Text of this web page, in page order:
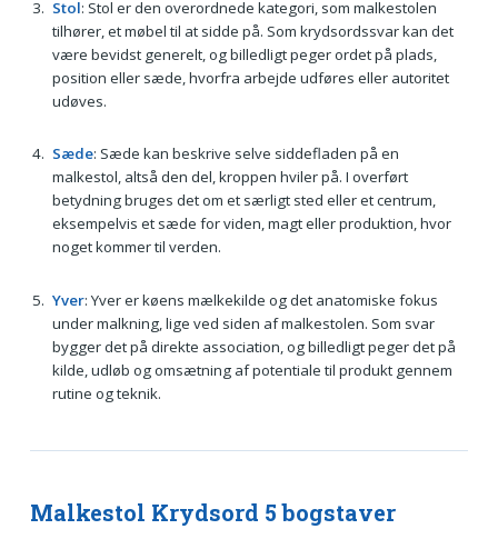
Stol: Stol er den overordnede kategori, som malkestolen
tilhører, et møbel til at sidde på. Som krydsordssvar kan det
være bevidst generelt, og billedligt peger ordet på plads,
position eller sæde, hvorfra arbejde udføres eller autoritet
udøves.
Sæde: Sæde kan beskrive selve siddefladen på en
malkestol, altså den del, kroppen hviler på. I overført
betydning bruges det om et særligt sted eller et centrum,
eksempelvis et sæde for viden, magt eller produktion, hvor
noget kommer til verden.
Yver: Yver er køens mælkekilde og det anatomiske fokus
under malkning, lige ved siden af malkestolen. Som svar
bygger det på direkte association, og billedligt peger det på
kilde, udløb og omsætning af potentiale til produkt gennem
rutine og teknik.
Malkestol Krydsord 5 bogstaver